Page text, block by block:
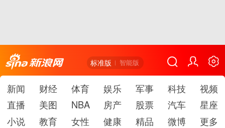
标准版 智能版
新闻 财经 体育 娱乐 军事 科技
视频
直播
美图 NBA 房产 股票 汽车
星座
小说
教育 女性 健康 精品 微博 更多